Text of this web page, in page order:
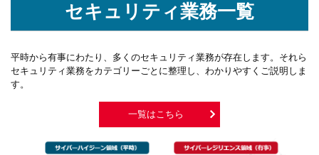
セキュアブレインが提案する、「本当に必要」なセキュリティ対
2024年2月1日
【Webセミナー】2/20～21「日々進化するサイバー攻撃へ対応す
るために！セキュリティ対策の現状と課題とは」を開催
「セキュリティ人材が自社にいなくても実現できる“堅実”なセキュ
セキュリティ業務一覧
平時から有事にわたり、多くのセキュリティ業務が存在します。それら
セキュリティ業務をカテゴリーごとに整理し、わかりやすくご説明しま
す。
一覧はこちら